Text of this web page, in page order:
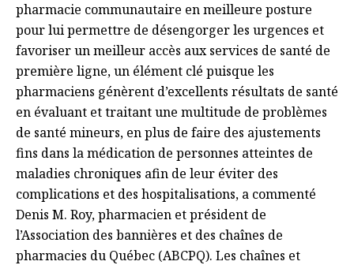
pharmacie communautaire en meilleure posture
pour lui permettre de désengorger les urgences et
favoriser un meilleur accès aux services de santé de
première ligne, un élément clé puisque les
pharmaciens génèrent d’excellents résultats de santé
en évaluant et traitant une multitude de problèmes
de santé mineurs, en plus de faire des ajustements
fins dans la médication de personnes atteintes de
maladies chroniques afin de leur éviter des
complications et des hospitalisations, a commenté
Denis M. Roy, pharmacien et président de
l’Association des bannières et des chaînes de
pharmacies du Québec (ABCPQ). Les chaînes et